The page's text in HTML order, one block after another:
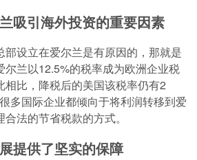
吸引海外投资的重要因素
部设立在爱尔兰是有原因的，那就是
尔兰以12.5%的税率成为欧洲企业税
相比，降税后的美国该税率仍有2
多国际企业都倾向于将利润转移到爱
法的节省税款的方式。
提供了坚实的保障